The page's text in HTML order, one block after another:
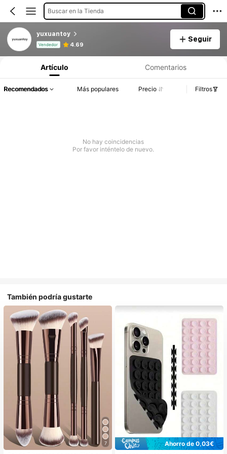
Buscar en la Tienda
yuxuantoy
Vendedor 4.69
Seguir
Artículo Comentarios
Recomendados Más populares Precio Filtros
No hay coincidencias
Por favor inténtelo de nuevo.
También podría gustarte
7
Ahorro de 0,03€